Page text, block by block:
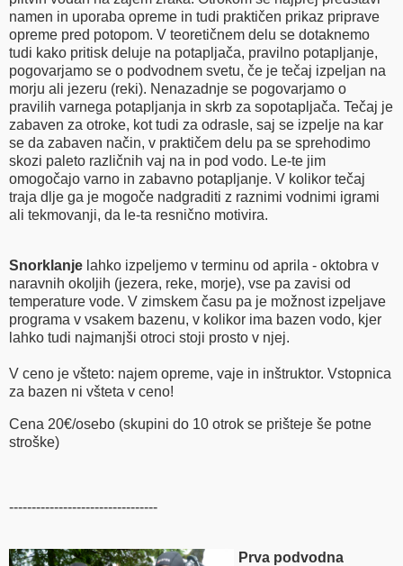
namen in uporaba opreme in tudi praktičen prikaz priprave
opreme pred potopom. V teoretičnem delu se dotaknemo
tudi kako pritisk deluje na potapljača, pravilno potapljanje,
pogovarjamo se o podvodnem svetu, če je tečaj izpeljan na
morju ali jezeru (reki). Nenazadnje se pogovarjamo o
pravilih varnega potapljanja in skrb za sopotapljača. Tečaj je
zabaven za otroke, kot tudi za odrasle, saj se izpelje na kar
se da zabaven način, v praktičem delu pa se sprehodimo
skozi paleto različnih vaj na in pod vodo. Le-te jim
omogočajo varno in zabavno potapljanje. V kolikor tečaj
traja dlje ga je mogoče nadgraditi z raznimi vodnimi igrami
ali tekmovanji, da le-ta resnično motivira.
Snorklanje lahko izpeljemo v terminu od aprila - oktobra v
naravnih okoljih (jezera, reke, morje), vse pa zavisi od
temperature vode. V zimskem času pa je možnost izpeljave
programa v vsakem bazenu, v kolikor ima bazen vodo, kjer
lahko tudi najmanjši otroci stoji prosto v njej.
V ceno je všteto: najem opreme, vaje in inštruktor. Vstopnica
za bazen ni všteta v ceno!
Cena 20€/osebo (skupini do 10 otrok se prišteje še potne
stroške)
---------------------------------
Prva podvodna